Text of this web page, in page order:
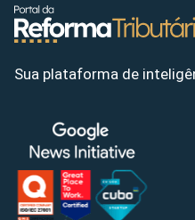
Sua plataforma de